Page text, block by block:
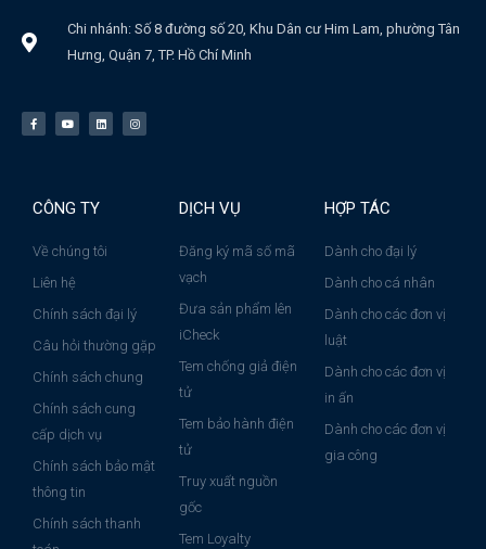
Chi nhánh: Số 8 đường số 20, Khu Dân cư Him Lam, phường Tân
Hưng, Quận 7, TP. Hồ Chí Minh
CÔNG TY
Về chúng tôi
Liên hệ
Chính sách đại lý
Câu hỏi thường gặp
Chính sách chung
Chính sách cung
cấp dịch vụ
Chính sách bảo mật
thông tin
Chính sách thanh
DỊCH VỤ
Đăng ký mã số mã
vạch
Đưa sản phẩm lên
iCheck
Tem chống giả điện
tử
Tem bảo hành điện
tử
Truy xuất nguồn
gốc
Tem Loyalty
HỢP TÁC
Dành cho đại lý
Dành cho cá nhân
Dành cho các đơn vị
luật
Dành cho các đơn vị
in ấn
Dành cho các đơn vị
gia công